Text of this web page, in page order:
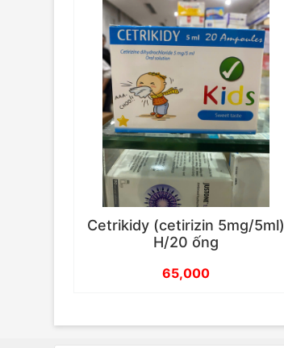
Cetrikidy (cetirizin 5mg/5ml)
H/20 ống
65,000